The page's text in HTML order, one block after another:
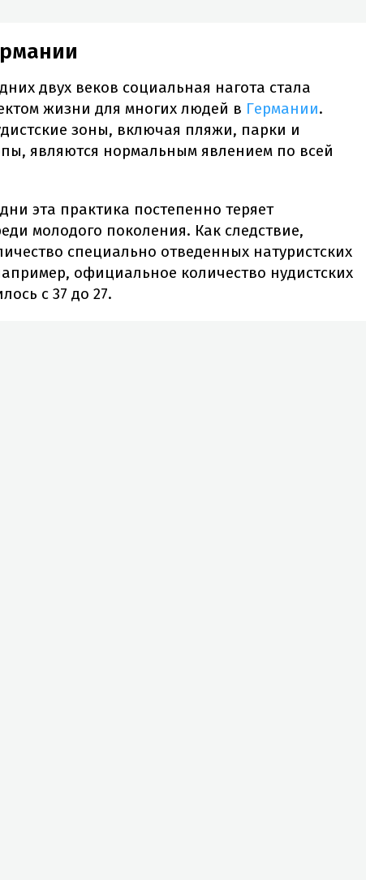
двух веков социальная нагота стала
жизни для многих людей в Германии.
зоны, включая пляжи, парки и
являются нормальным явлением по всей
эта практика постепенно теряет
молодого поколения. Как следствие,
специально отведенных натуристских
официальное количество нудистских
с 37 до 27.